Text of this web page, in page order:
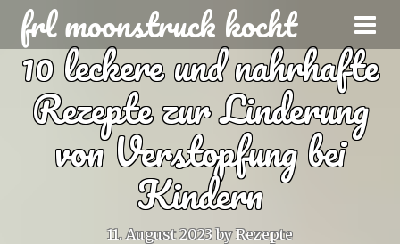
frl moonstruck kocht
10 leckere und nahrhafte
Rezepte zur Linderung
von Verstopfung bei
Kindern
11. August 2023 byRezepte